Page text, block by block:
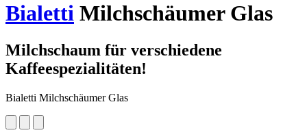
Bialetti Milchschäumer Glas
Milchschaum für verschiedene
Kaffeespezialitäten!
Bialetti Milchschäumer Glas